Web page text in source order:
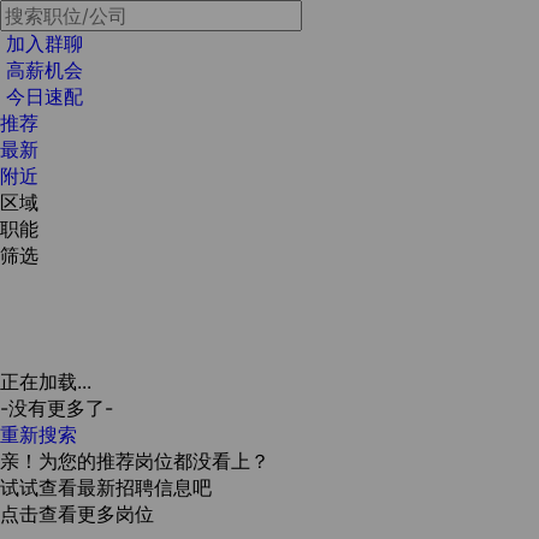
加入群聊
高薪机会
今日速配
推荐
最新
附近
区域
职能
筛选
正在加载...
-没有更多了-
重新搜索
亲！为您的推荐岗位都没看上？
试试查看最新招聘信息吧
点击查看更多岗位